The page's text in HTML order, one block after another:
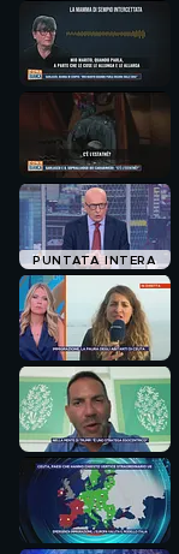
PUNTATA INTERA